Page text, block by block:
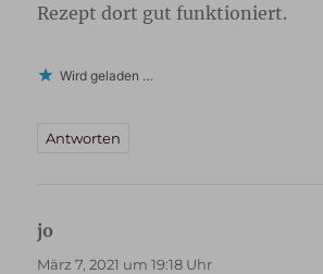
Rezept dort gut funktioniert.
Wird geladen …
Antworten
jo
März 7, 2021 um 19:18 Uhr